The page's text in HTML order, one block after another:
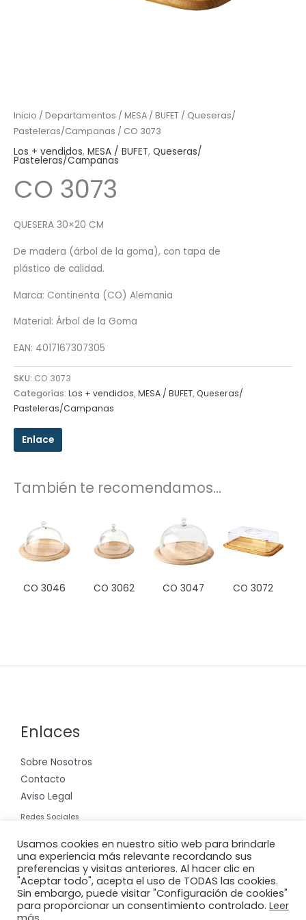
Inicio / Departamentos / MESA / BUFET / Queseras/
Pasteleras/Campanas / CO 3073
Los + vendidos, MESA / BUFET, Queseras/
Pasteleras/Campanas
CO 3073
QUESERA 30×20 CM
De madera (árbol de la goma), con tapa de
plástico de calidad.
Marca: Continenta (CO) Alemania
Material: Árbol de la Goma
EAN: 4017167307305
SKU: CO 3073
Categorías: Los + vendidos,MESA / BUFET,Queseras/
Pasteleras/Campanas
Enlace
También te recomendamos…
CO 3046 CO 3062 CO 3047 CO 3072
Enlaces
Sobre Nosotros
Contacto
Aviso Legal
Redes Sociales
Usamos cookies en nuestro sitio web para brindarle
una experiencia más relevante recordando sus
preferencias y visitas anteriores. Al hacer clic en
"Aceptar todo", acepta el uso de TODAS las cookies.
Sin embargo, puede visitar "Configuración de cookies"
para proporcionar un consentimiento controlado. Leer